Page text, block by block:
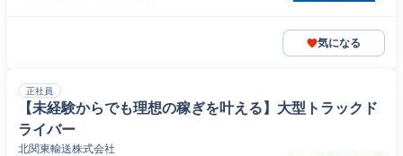
気になる
正社員
【未経験からでも理想の稼ぎを叶える】大型トラックド
ライバー
北関東輸送株式会社